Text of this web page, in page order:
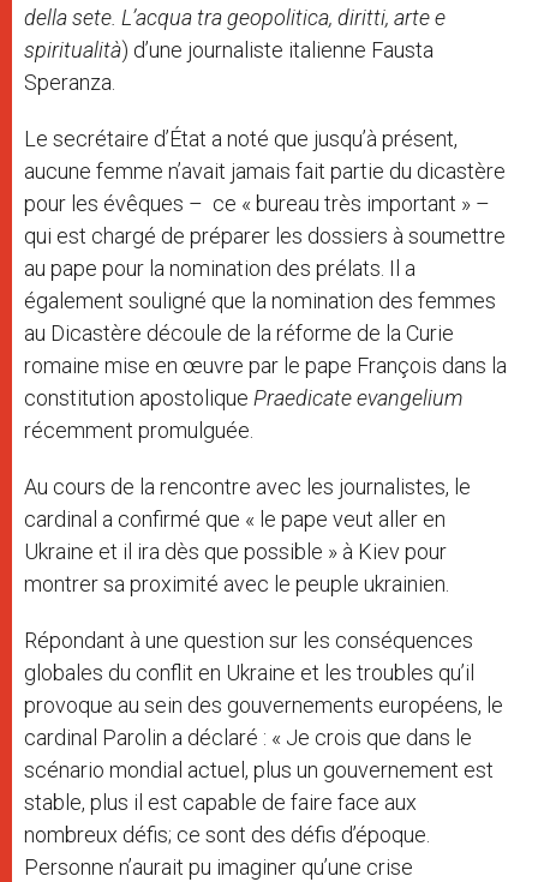
della sete. L’acqua tra geopolitica, diritti, arte e
spiritualità) d’une journaliste italienne Fausta
Speranza.
Le secrétaire d’État a noté que jusqu’à présent,
aucune femme n’avait jamais fait partie du dicastère
pour les évêques – ce « bureau très important » –
qui est chargé de préparer les dossiers à soumettre
au pape pour la nomination des prélats. Il a
également souligné que la nomination des femmes
au Dicastère découle de la réforme de la Curie
romaine mise en œuvre par le pape François dans la
constitution apostolique Praedicate evangelium
récemment promulguée.
Au cours de la rencontre avec les journalistes, le
cardinal a confirmé que « le pape veut aller en
Ukraine et il ira dès que possible » à Kiev pour
montrer sa proximité avec le peuple ukrainien.
Répondant à une question sur les conséquences
globales du conflit en Ukraine et les troubles qu’il
provoque au sein des gouvernements européens, le
cardinal Parolin a déclaré : « Je crois que dans le
scénario mondial actuel, plus un gouvernement est
stable, plus il est capable de faire face aux
nombreux défis; ce sont des défis d’époque.
Personne n’aurait pu imaginer qu’une crise